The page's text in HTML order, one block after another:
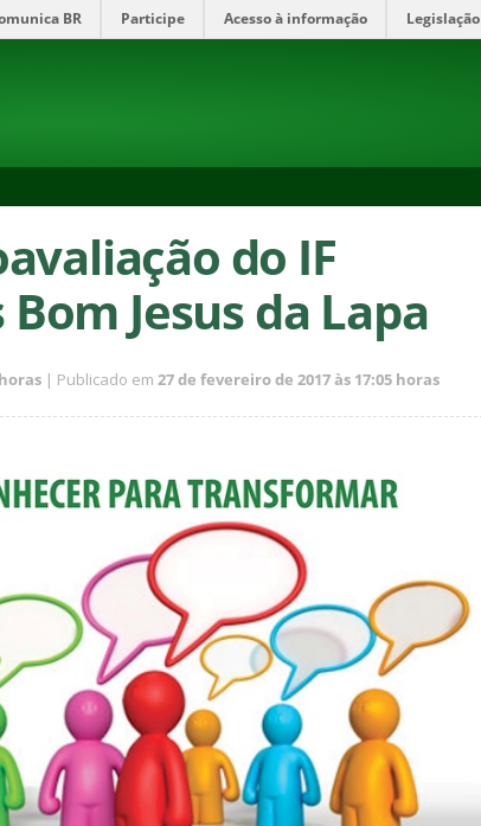
BR Participe Acesso à informação Legislação
do IF
Jesus da Lapa
| Publicado em 27 de fevereiro de 2017 às 17:05 horas